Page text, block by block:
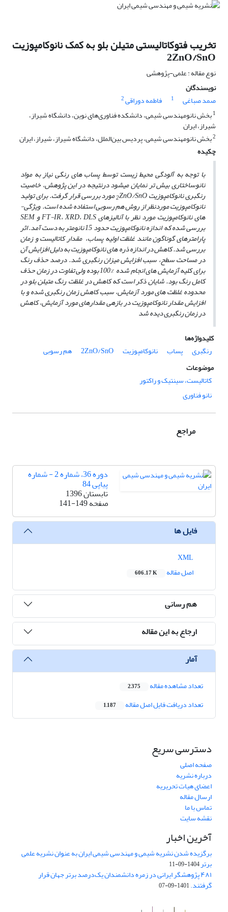
تخریب فتوکاتالیستی متیلن بلو به کمک نانوکامپوزیت
2ZnO/SnO
نوع مقاله : علمی-پژوهشی
نویسندگان
صمد صباغی
1 فاطمه دوراقی2
1بخش نانومهندسی شیمی، دانشکده فناوری‌های نوین، دانشگاه شیراز،
شیراز، ایران
2بخش نانومهندسی شیمی، پردیس بین‌الملل، دانشگاه شیراز، شیراز، ایران
چکیده
با توجه به آلودگی محیط زیست توسط پساب ­های رنگی نیاز به مواد
نانوساختاری بیش­ تر نمایان می­شود درنتیجه در این پژوهش، خاصیت
رنگبری نانوکامپوزیت 2ZnO/SnO مورد بررسی قرار گرفت. برای تولید
نانوکامپوزیت موردنظر از روش هم رسوبی استفاده شده است.ویژگی­
های نانوکامپوزیت مورد نظر با آنالیزهای FT-IR، XRD، DLS و SEM
بررسی شده که اندازه­ نانوکامپوزیت حدود 15 نانومتر به دست آمد. اثر
پارامترهای گوناگون مانند غلظت اولیه پساب، مقدار کاتالیست و زمان
بررسی شد. کاهش در اندازه­ ذره ­های نانوکامپوزیت به دلیل افزایش آن
در مساحت سطح، سبب افزایش میزان رنگبری شد. درصد حذف رنگ
برای کلیه آزمایش ­های انجام شده %100 بوده ولی تفاوت در زمان حذف
کامل رنگ بود. شایان ذکر است که کاهش در غلظت رنگ متیلن بلو در
محدوده غلظت ­­های مورد آزمایش، سبب کاهش زمان رنگبری شده و با
افزایش مقدار نانوکامپوزیت در بازه­ی مقدارهای مورد آزمایش، کاهش
در زمان رنگبری دیده شد
کلیدواژه‌ها
رنگبری
پساب نانوکامپوزیت 2ZnO/SnO
هم رسوبی
موضوعات
کاتالیست، سینتیک و راکتور
نانو فناوری
مراجع
دوره 36، شماره 2 - شماره
پیاپی 84
تابستان 1396
صفحه141-149
فایل ها
اصل مقاله
606.17 K
هم رسانی
ارجاع به این مقاله
آمار
تعداد مشاهده مقاله 2,375
تعداد دریافت فایل اصل مقاله 1,187
دسترسی سریع
صفحه اصلی
درباره نشریه
اعضای هیات تحریریه
ارسال مقاله
تماس با ما
نقشه سایت
آخرین اخبار
برگزیده شدن نشریه شیمی و مهندسی شیمی ایران به عنوان نشریه علمی
برتر1404-09-11
۴۸۱ پژوهشگر ایرانی در زمره دانشمندان یک‌درصد برتر جهان قرار
گرفتند.1401-09-07